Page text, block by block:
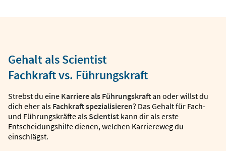
Gehalt als Scientist
Fachkraft vs. Führungskraft
Strebst du eine Karriere als Führungskraftan oder willst du
dich eher als Fachkraft spezialisieren? Das Gehalt für Fach-
und Führungskräfte als Scientist kann dir als erste
Entscheidungshilfe dienen, welchen Karriereweg du
einschlägst.